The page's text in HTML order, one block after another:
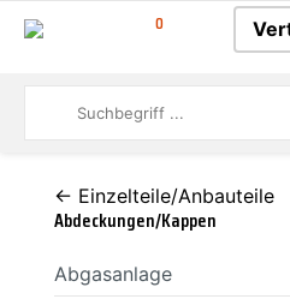
0
← Einzelteile/Anbauteile
Abdeckungen/Kappen
Abgasanlage